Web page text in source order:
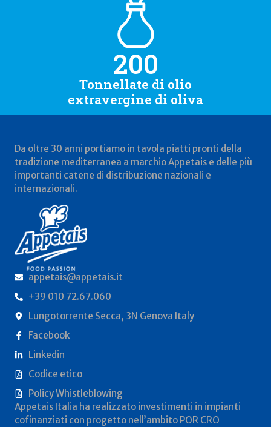
200
Tonnellate di olio
extravergine di oliva
Da oltre 30 anni portiamo in tavola piatti pronti della
tradizione mediterranea a marchio Appetais e delle più
importanti catene di distribuzione nazionali e
internazionali.
appetais@appetais.it
+39 010 72.67.060
Lungotorrente Secca, 3N Genova Italy
Facebook
Linkedin
Codice etico
Policy Whistleblowing
Appetais Italia ha realizzato investimenti in impianti
cofinanziati con progetto nell’ambito POR CRO